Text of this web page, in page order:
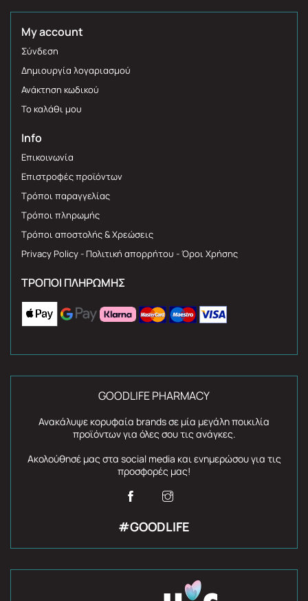
My account
Σύνδεση
Δημιουργία λογαριασμού
Ανάκτηση κωδικού
Το καλάθι μου
Info
Επικοινωνία
Επιστροφές προϊόντων
Τρόποι παραγγελίας
Τρόποι πληρωμής
Τρόποι αποστολής & Χρεώσεις
Privacy Policy - Πολιτική απορρήτου - Όροι Χρήσης
ΤΡΌΠΟΙ ΠΛΗΡΩΜΉΣ
GOODLIFE PHARMACY
Ανακάλυψε κορυφαία brands σε μία μεγάλη ποικιλία
προϊόντων για όλες σου τις ανάγκες.
Ακολούθησέ μας στα social media και ενημερώσου για τις
προσφορές μας!
#GOODLIFE